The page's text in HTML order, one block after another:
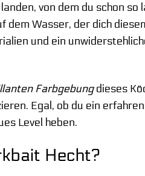
von dem du schon so
Wasser, der dich
und ein
Farbgebungdieses
Egal, ob du ein
Level heben.
Hecht?